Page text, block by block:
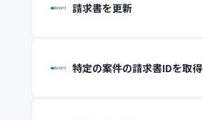
請求書を更新
特定の案件の請求書IDを取得